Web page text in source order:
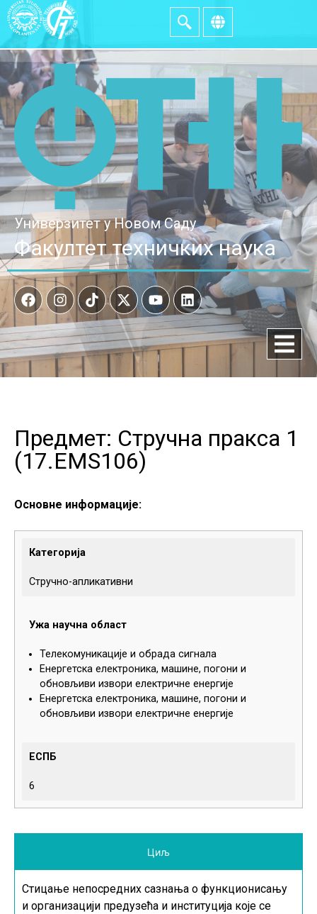
Универзитет у Новом Саду
Факултет техничких наука
Предмет: Стручна пракса 1
(17.EMS106)
Основне информације:
Категорија
Стручно-апликативни
Ужа научна област
Телекомуникације и обрада сигнала
Енергетска електроника, машине, погони и
обновљиви извори електричне енергије
Енергетска електроника, машине, погони и
обновљиви извори електричне енергије
ЕСПБ
6
Циљ
Стицање непосредних сазнања о функционисању
и организацији предузећа и институција које се